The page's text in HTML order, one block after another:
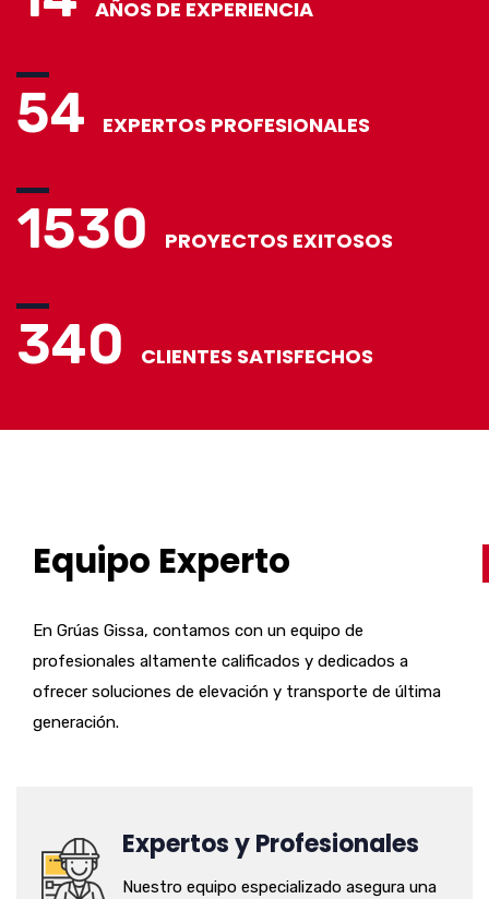
AÑOS DE EXPERIENCIA
54 EXPERTOS PROFESIONALES
1530 PROYECTOS EXITOSOS
340 CLIENTES SATISFECHOS
Equipo Experto
En Grúas Gissa, contamos con un equipo de
profesionales altamente calificados y dedicados a
ofrecer soluciones de elevación y transporte de última
generación.
Expertos y Profesionales
Nuestro equipo especializado asegura una